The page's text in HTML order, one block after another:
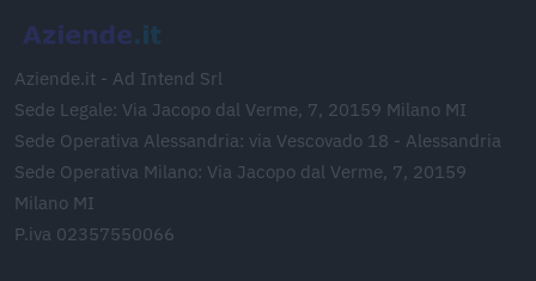
Aziende.it - Ad Intend Srl
Sede Legale: Via Jacopo dal Verme, 7, 20159 Milano MI
Sede Operativa Alessandria: via Vescovado 18 - Alessandria
Sede Operativa Milano: Via Jacopo dal Verme, 7, 20159
Milano MI
P.iva 02357550066